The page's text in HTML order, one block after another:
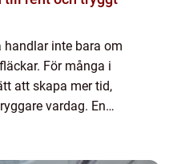
inte bara om
För många i
att skapa mer tid,
vardag. En